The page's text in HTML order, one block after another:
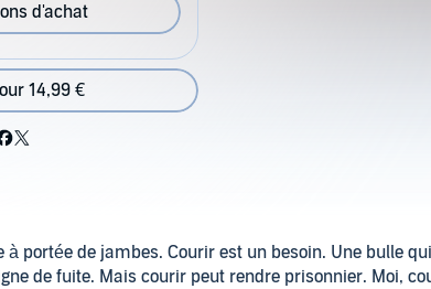
d'achat
14,99 €
portée de jambes. Courir est un besoin. Une bulle
de fuite. Mais courir peut rendre prisonnier. Moi,